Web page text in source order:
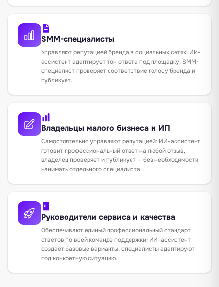
SMM-специалисты
Управляют репутацией бренда в социальных сетях: ИИ-
ассистент адаптирует тон ответа под площадку, SMM-
специалист проверяет соответствие голосу бренда и
публикует.
Владельцы малого бизнеса и ИП
Самостоятельно управляют репутацией: ИИ-ассистент
готовит профессиональный ответ на любой отзыв,
владелец проверяет и публикует — без необходимости
нанимать отдельного специалиста.
Руководители сервиса и качества
Обеспечивают единый профессиональный стандарт
ответов по всей команде поддержки: ИИ-ассистент
создаёт базовые варианты, специалисты адаптируют
под конкретную ситуацию.